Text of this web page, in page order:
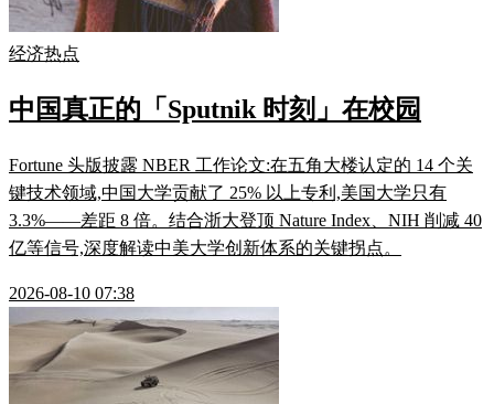
经济热点
中国真正的「Sputnik 时刻」在校园
Fortune 头版披露 NBER 工作论文:在五角大楼认定的 14 个关
键技术领域,中国大学贡献了 25% 以上专利,美国大学只有
3.3%——差距 8 倍。结合浙大登顶 Nature Index、NIH 削减 40
亿等信号,深度解读中美大学创新体系的关键拐点。
2026-08-10 07:38